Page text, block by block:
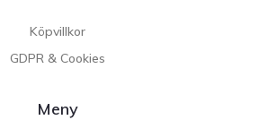
Köpvillkor
GDPR & Cookies
Meny